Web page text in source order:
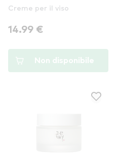
Normal to Dry Skin
Creme per il viso
14.99 €
Non disponibile